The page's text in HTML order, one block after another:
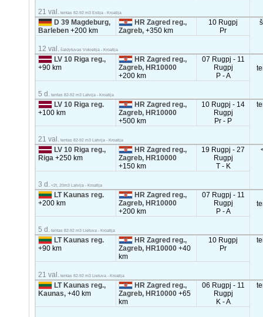
21 val. tentas 82-92 m3 Estija - Kroatija
D 39 Magdeburg,
Barleben+200 km
HR Zagred reg.,
Zagreb,+350 km
10 Rugpj
Pr
12 val. šaldytuvas Vokietija - Kroatija
LV 10 Riga reg.,
+90 km
HR Zagred reg.,
Zagreb, HR10000
+200 km
07 Rugpj - 11
Rugpj
P - A
5 d. tentas 82-92 m3 Latvija - Kroatija
LV 10 Riga reg.
+100 km
HR Zagred reg.,
Zagreb, HR10000
+500 km
10 Rugpj - 14
Rugpj
Pr - P
21 val. tentas 82-92 m3 Latvija - Kroatija
LV 10 Riga reg.,
Riga+250 km
HR Zagred reg.,
Zagreb, HR10000
+150 km
19 Rugpj - 27
Rugpj
T - K
3 d. <2t, 20m3 Latvija - Kroatija
LT Kaunas reg.
+200 km
HR Zagred reg.,
Zagreb, HR10000
+200 km
07 Rugpj - 11
Rugpj
P - A
5 d. tentas 82-92 m3 Lietuva - Kroatija
LT Kaunas reg.
+90 km
HR Zagred reg.,
Zagreb, HR10000+40
km
10 Rugpj
Pr
21 val. tentas 82-92 m3 Lietuva - Kroatija
LT Kaunas reg.,
Kaunas,+40 km
HR Zagred reg.,
Zagreb, HR10000+65
km
06 Rugpj - 11
Rugpj
K - A